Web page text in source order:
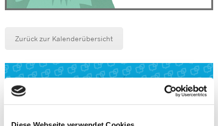
Zurück zur Kalenderübersicht